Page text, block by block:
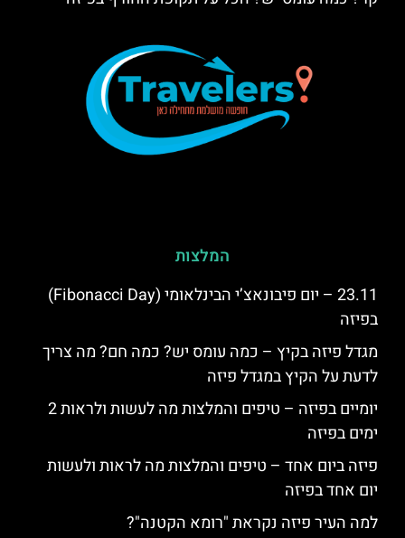
המלצות
23.11 – יום פיבונאצ’י הבינלאומי (Fibonacci Day)
בפיזה
מגדל פיזה בקיץ – כמה עומס יש? כמה חם? מה צריך
לדעת על הקיץ במגדל פיזה
יומיים בפיזה – טיפים והמלצות מה לעשות ולראות 2
ימים בפיזה
פיזה ביום אחד – טיפים והמלצות מה לראות ולעשות
יום אחד בפיזה
למה העיר פיזה נקראת "רומא הקטנה"?